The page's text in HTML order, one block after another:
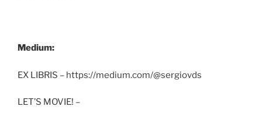
Medium:
EX LIBRIS – https://medium.com/@sergiovds
LET’S MOVIE! –